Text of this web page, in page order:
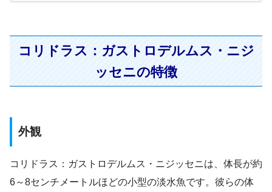
コリドラス：ガストロデルムス・ニジ
ッセニの特徴
外観
コリドラス：ガストロデルムス・ニジッセニは、体長が約
6～8センチメートルほどの小型の淡水魚です。彼らの体